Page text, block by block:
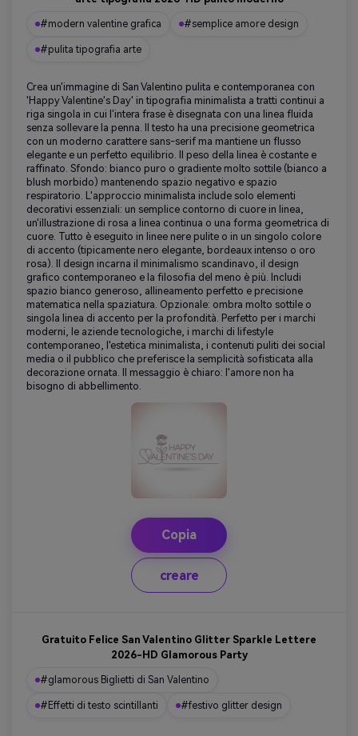
#modern valentine grafica #semplice amore design
#pulita tipografia arte
Crea un'immagine di San Valentino pulita e contemporanea con
'Happy Valentine's Day' in tipografia minimalista a tratti continui a
riga singola in cui l'intera frase è disegnata con una linea fluida
senza sollevare la penna. Il testo ha una precisione geometrica
con un moderno carattere sans-serif ma mantiene un flusso
elegante e un perfetto equilibrio. Il peso della linea è costante e
raffinato. Sfondo: bianco puro o gradiente molto sottile (bianco a
blush morbido) mantenendo spazio negativo e spazio
respiratorio. L'approccio minimalista include solo elementi
decorativi essenziali: un semplice contorno di cuore in linea,
un'illustrazione di rosa a linea continua o una forma geometrica di
cuore. Tutto è eseguito in linee nere pulite o in un singolo colore
di accento (tipicamente nero elegante, bordeaux intenso o oro
rosa). Il design incarna il minimalismo scandinavo, il design
grafico contemporaneo e la filosofia del meno è più. Includi
spazio bianco generoso, allineamento perfetto e precisione
matematica nella spaziatura. Opzionale: ombra molto sottile o
singola linea di accento per la profondità. Perfetto per i marchi
moderni, le aziende tecnologiche, i marchi di lifestyle
contemporaneo, l'estetica minimalista, i contenuti puliti dei social
media o il pubblico che preferisce la semplicità sofisticata alla
decorazione ornata. Il messaggio è chiaro: l'amore non ha
bisogno di abbellimento.
Copia
creare
Gratuito Felice San Valentino Glitter Sparkle Lettere
2026-HD Glamorous Party
#glamorous Biglietti di San Valentino
#Effetti di testo scintillanti #festivo glitter design